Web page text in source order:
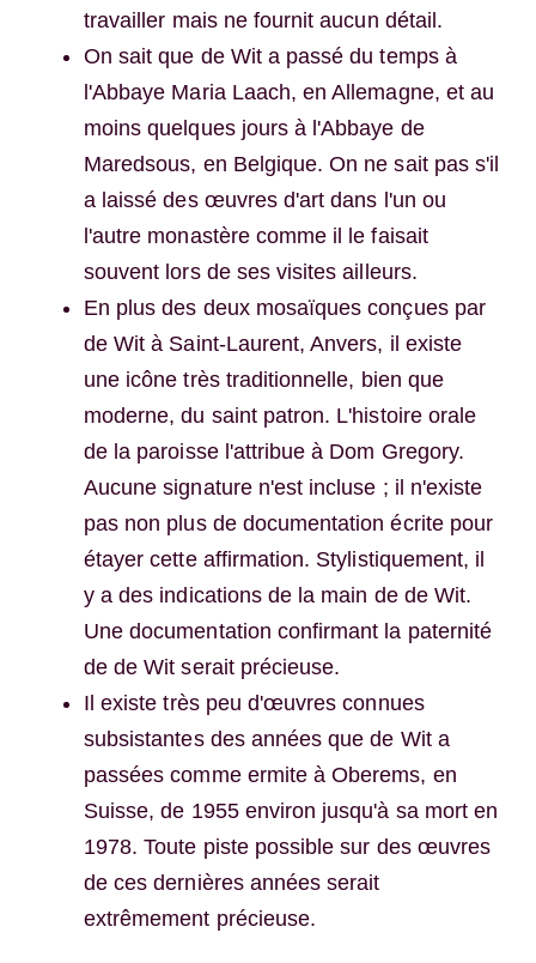
travailler mais ne fournit aucun détail.
On sait que de Wit a passé du temps à
l'Abbaye Maria Laach, en Allemagne, et au
moins quelques jours à l'Abbaye de
Maredsous, en Belgique. On ne sait pas s'il
a laissé des œuvres d'art dans l'un ou
l'autre monastère comme il le faisait
souvent lors de ses visites ailleurs.
En plus des deux mosaïques conçues par
de Wit à Saint-Laurent, Anvers, il existe
une icône très traditionnelle, bien que
moderne, du saint patron. L'histoire orale
de la paroisse l'attribue à Dom Gregory.
Aucune signature n'est incluse ; il n'existe
pas non plus de documentation écrite pour
étayer cette affirmation. Stylistiquement, il
y a des indications de la main de de Wit.
Une documentation confirmant la paternité
de de Wit serait précieuse.
Il existe très peu d'œuvres connues
subsistantes des années que de Wit a
passées comme ermite à Oberems, en
Suisse, de 1955 environ jusqu'à sa mort en
1978. Toute piste possible sur des œuvres
de ces dernières années serait
extrêmement précieuse.